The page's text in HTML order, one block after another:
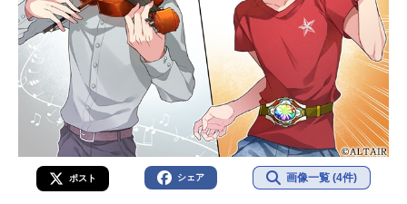
ポスト シェア 画像一覧 (4件)